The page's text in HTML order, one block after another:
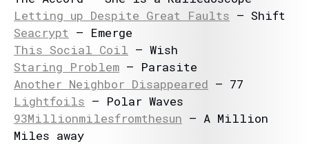
Letting up Despite Great Faults – Shift
Seacrypt – Emerge
This Social Coil – Wish
Staring Problem – Parasite
Another Neighbor Disappeared – 77
Lightfoils – Polar Waves
93Millionmilesfromthesun – A Million
Miles away